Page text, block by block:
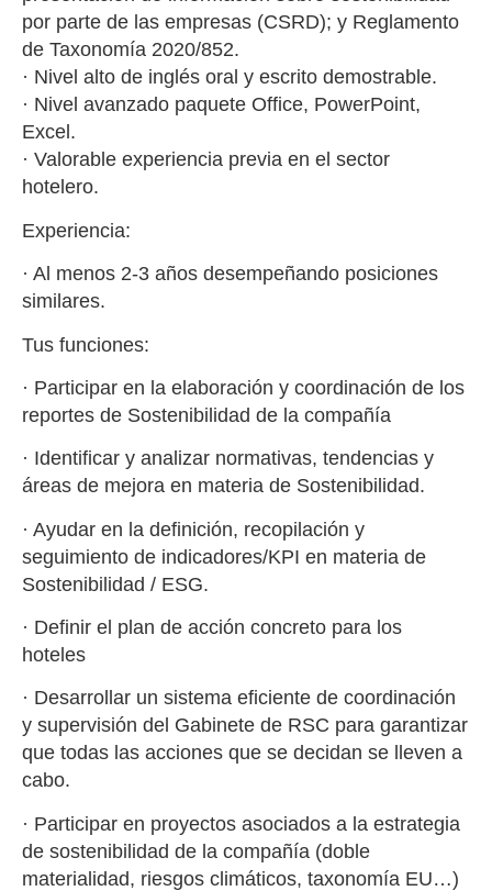
por parte de las empresas (CSRD); y Reglamento
de Taxonomía 2020/852.
· Nivel alto de inglés oral y escrito demostrable.
· Nivel avanzado paquete Office, PowerPoint,
Excel.
· Valorable experiencia previa en el sector
hotelero.
Experiencia:
· Al menos 2-3 años desempeñando posiciones
similares.
Tus funciones:
· Participar en la elaboración y coordinación de los
reportes de Sostenibilidad de la compañía
· Identificar y analizar normativas, tendencias y
áreas de mejora en materia de Sostenibilidad.
· Ayudar en la definición, recopilación y
seguimiento de indicadores/KPI en materia de
Sostenibilidad / ESG.
· Definir el plan de acción concreto para los
hoteles
· Desarrollar un sistema eficiente de coordinación
y supervisión del Gabinete de RSC para garantizar
que todas las acciones que se decidan se lleven a
cabo.
· Participar en proyectos asociados a la estrategia
de sostenibilidad de la compañía (doble
materialidad, riesgos climáticos, taxonomía EU…)